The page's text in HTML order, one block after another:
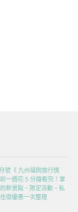
號《 九州福岡旅行情
一週花 5 分鐘看完！掌
新景點、限定活動、私
宿優惠一次整理